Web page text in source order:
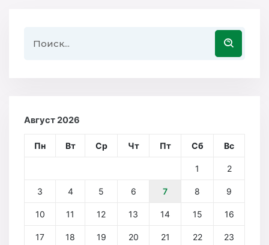
Август 2026
Пн Вт Ср Чт Пт Сб Вс
1 2
3 4 5 6 7 8 9
10 11 12 13 14 15 16
17 18 19 20 21 22 23